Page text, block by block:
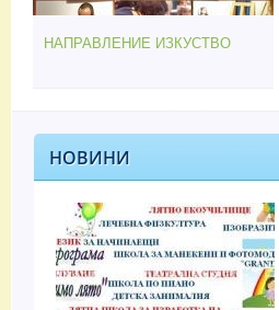
НАПРАВЛЕНИЕ ИЗКУСТВО
НОВИНИ